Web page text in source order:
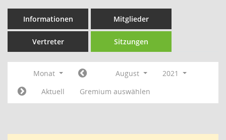
Informationen Mitglieder
Vertreter Sitzungen
Monat August
2021
Aktuell
Gremium auswählen